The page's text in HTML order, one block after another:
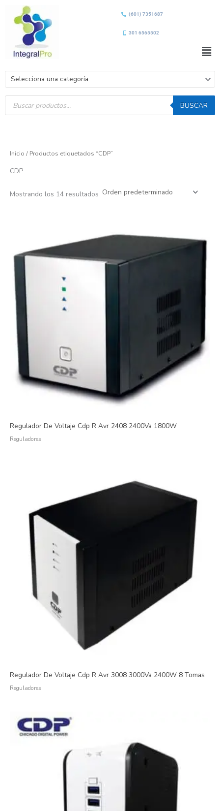
contenido
(601) 7351687
301 6565502
Selecciona una categoría
Búsqueda
productos
BUSCAR
Inicio / Productos etiquetados “CDP”
CDP
Mostrando los 14 resultados
Regulador De Voltaje Cdp R Avr 2408 2400Va 1800W
Reguladores
Regulador De Voltaje Cdp R Avr 3008 3000Va 2400W 8 Tomas
Reguladores